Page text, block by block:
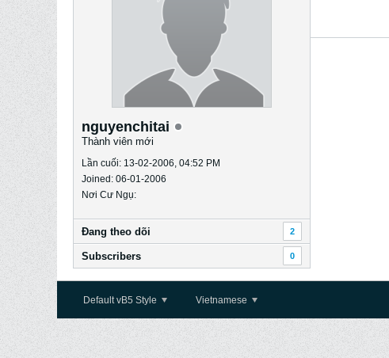
nguyenchitai
Thành viên mới
Lần cuối: 13-02-2006, 04:52 PM
Joined: 06-01-2006
Nơi Cư Ngụ:
Ðang theo dõi 2
Subscribers 0
Default vB5 Style Vietnamese